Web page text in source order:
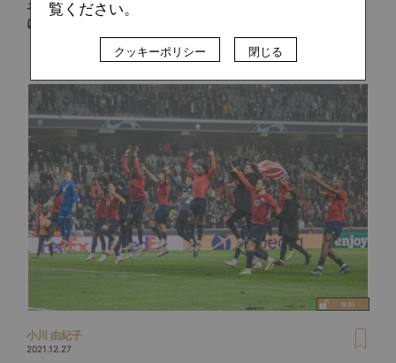
ネイマールのドキュメンタリー公開。波乱に満ちたその人生
に迫る
小川 由紀子
2021.12.27
覧ください。
クッキーポリシー 閉じる